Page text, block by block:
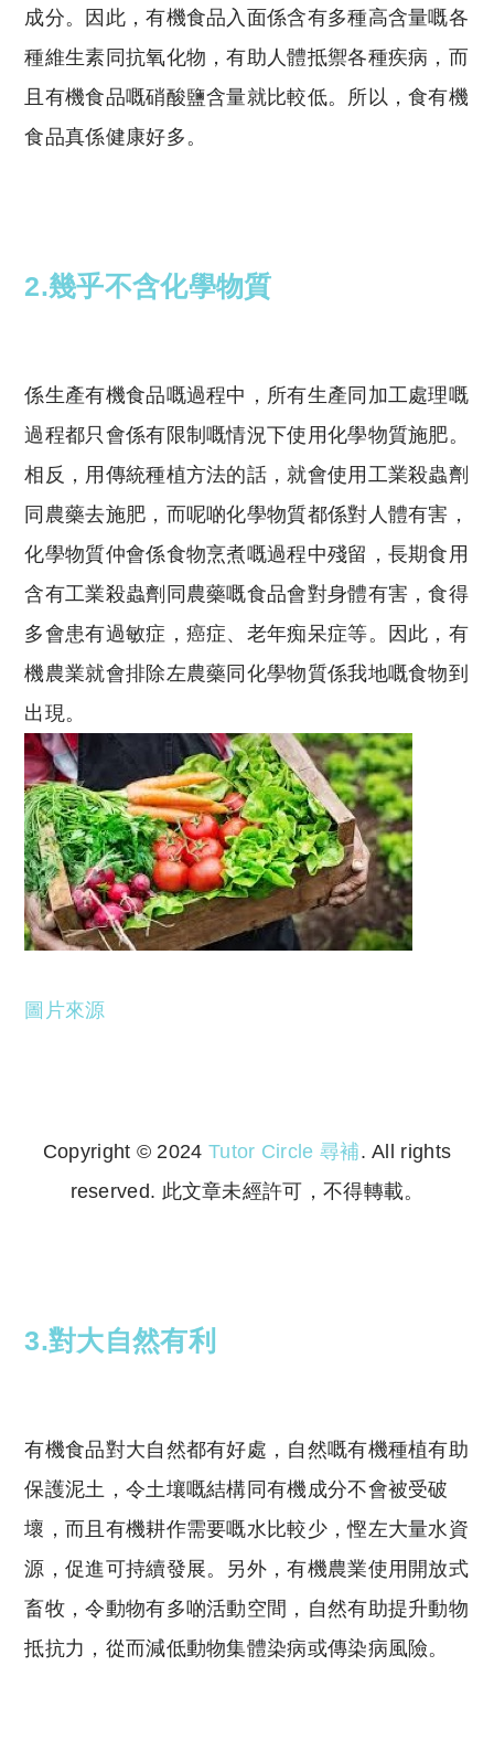
成分。因此，有機食品入面係含有多種高含量嘅各
種維生素同抗氧化物，有助人體抵禦各種疾病，而
且有機食品嘅硝酸鹽含量就比較低。所以，食有機
食品真係健康好多。
2.幾乎不含化學物質
係生產有機食品嘅過程中，所有生產同加工處理嘅
過程都只會係有限制嘅情況下使用化學物質施肥。
相反，用傳統種植方法的話，就會使用工業殺蟲劑
同農藥去施肥，而呢啲化學物質都係對人體有害，
化學物質仲會係食物烹煮嘅過程中殘留，長期食用
含有工業殺蟲劑同農藥嘅食品會對身體有害，食得
多會患有過敏症，癌症、老年痴呆症等。因此，有
機農業就會排除左農藥同化學物質係我地嘅食物到
出現。
圖片來源
Copyright © 2024 Tutor Circle 尋補. All rights
reserved. 此文章未經許可，不得轉載。
3.對大自然有利
有機食品對大自然都有好處，自然嘅有機種植有助
保護泥土，令土壤嘅結構同有機成分不會被受破
壞，而且有機耕作需要嘅水比較少，慳左大量水資
源，促進可持續發展。另外，有機農業使用開放式
畜牧，令動物有多啲活動空間，自然有助提升動物
抵抗力，從而減低動物集體染病或傳染病風險。